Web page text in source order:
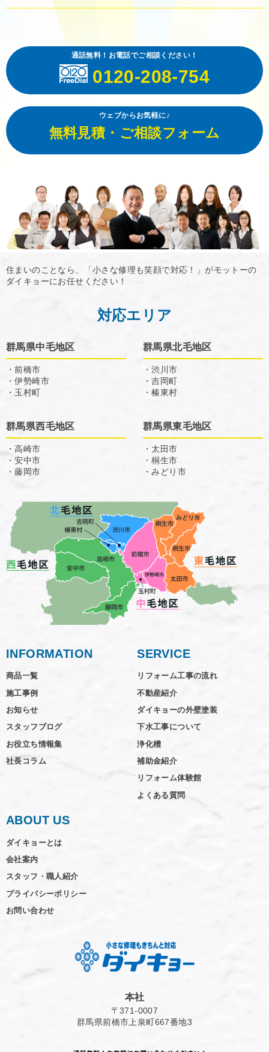
通話無料！お電話でご相談ください！
0120-208-754
ウェブからお気軽に♪
無料見積・ご相談フォーム
住まいのことなら、「小さな修理も笑顔で対応！」がモットーの
ダイキョーにお任せください！
対応エリア
群馬県中毛地区
・前橋市
・伊勢崎市
・玉村町
群馬県北毛地区
・渋川市
・吉岡町
・榛東村
群馬県西毛地区
・高崎市
・安中市
・藤岡市
群馬県東毛地区
・太田市
・桐生市
・みどり市
INFORMATION
商品一覧
施工事例
お知らせ
スタッフブログ
お役立ち情報集
社長コラム
SERVICE
リフォーム工事の流れ
不動産紹介
ダイキョーの外壁塗装
下水工事について
浄化槽
補助金紹介
リフォーム体験館
よくある質問
ABOUT US
ダイキョーとは
会社案内
スタッフ・職人紹介
プライバシーポリシー
お問い合わせ
本社
〒371-0007
群馬県前橋市上泉町667番地3